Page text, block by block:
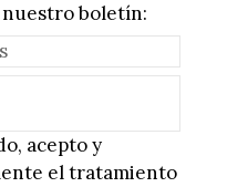
boletín:
acepto y
el tratamiento